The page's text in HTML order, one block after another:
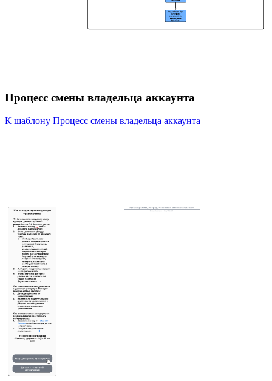
Процесс смены владельца аккаунта
К шаблону Процесс смены владельца аккаунта